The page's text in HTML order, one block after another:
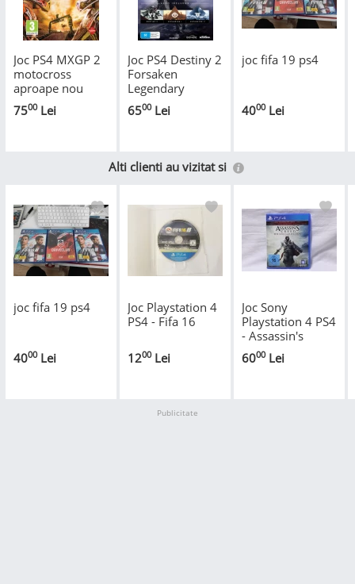
Joc PS4 MXGP 2
motocross
aproape nou
pentru
Playstation 4 si
7500Lei
Joc PS4 Destiny 2
Forsaken
Legendary
Collection
aproape nou
6500Lei
joc fifa 19 ps4
4000Lei
Alti clienti au vizitat si
joc fifa 19 ps4
4000Lei
Joc Playstation 4
PS4 - Fifa 16
1200Lei
Joc Sony
Playstation 4 PS4
- Assassin's
Creed The Ezio
Collection
6000Lei
Publicitate